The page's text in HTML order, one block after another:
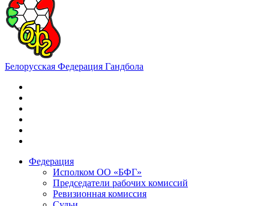
Белорусская Федерация Гандбола
Федерация
Исполком ОО «БФГ»
Председатели рабочих комиссий
Ревизионная комиссия